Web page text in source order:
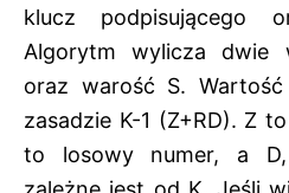
klucz podpisującego
Algorytm wylicza dwie
oraz warość S.
zasadzie K-1 (Z+RD). Z
to losowy numer, a